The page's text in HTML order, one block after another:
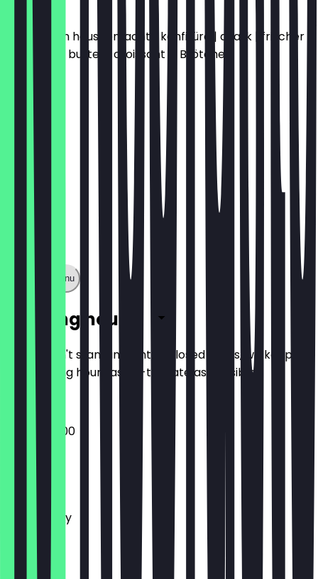
zwei sorten hausgemachte konfitüre | quark | frischer
obstsalat | butter | croissant & Brötchen
Show full menu
Opening hours
So you don't stand in front of closed doors, we keep
the opening hours as up-to-date as possible.
08:00 - 18:00
Monday
Tuesday
Wednesday
Saturday